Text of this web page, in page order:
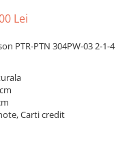
Lei
PTR-PTN 304PW-03 2-1-4
Carti credit